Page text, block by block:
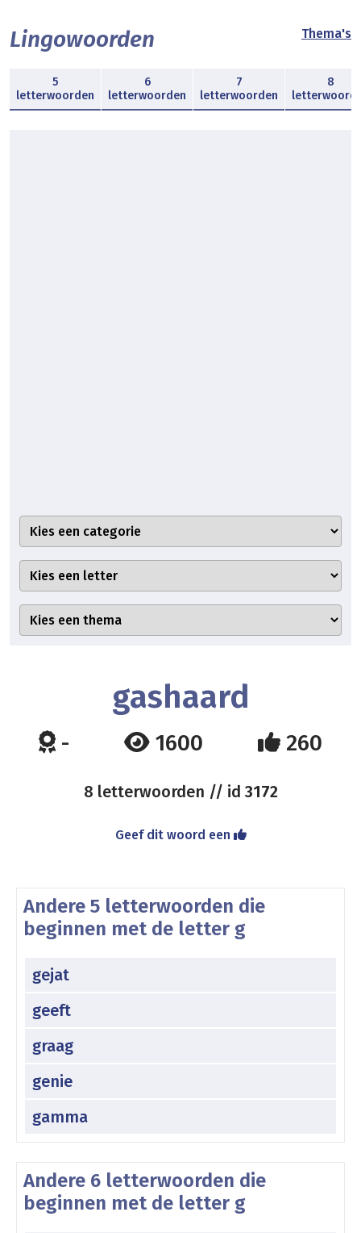
Lingowoorden Thema's
5
letterwoorden
6
letterwoorden
7
letterwoorden
8
gashaard
- 1600 260
8 letterwoorden // id 3172
Geef dit woord een
Andere 5 letterwoorden die
beginnen met de letter g
gejat
geeft
graag
genie
gamma
Andere 6 letterwoorden die
beginnen met de letter g